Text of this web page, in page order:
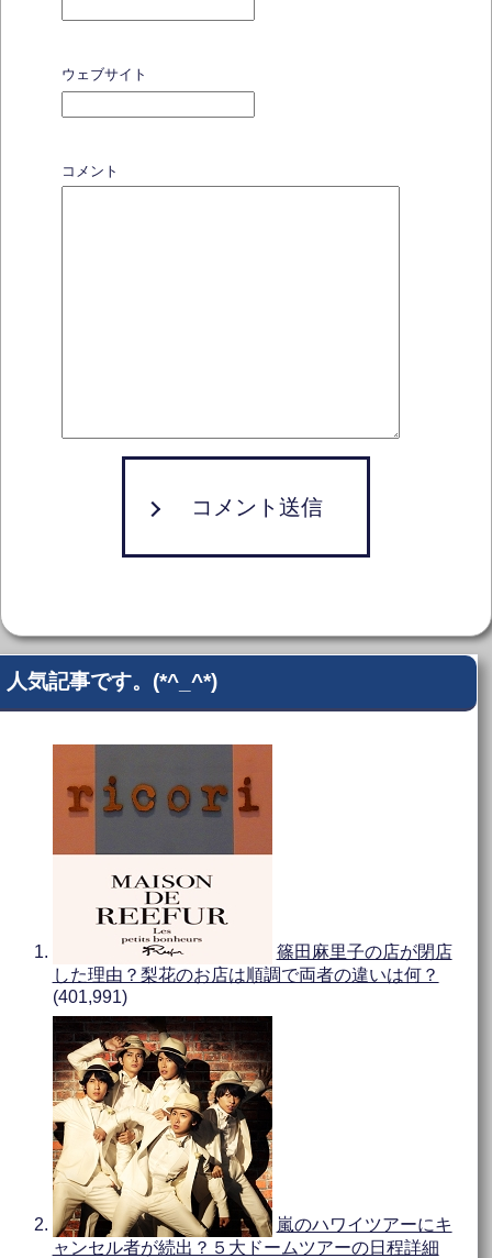
ウェブサイト
コメント
コメント送信
人気記事です。(*^_^*)
篠田麻里子の店が閉店
した理由？梨花のお店は順調で両者の違いは何？
(401,991)
嵐のハワイツアーにキ
ャンセル者が続出？５大ドームツアーの日程詳細